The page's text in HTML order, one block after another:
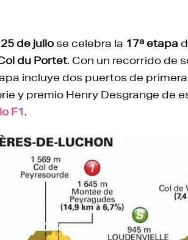
de julio se celebra la 17ª etapa
du Portet. Con un recorrido de
incluye dos puertos de
y premio Henry Desgrange de
F1.